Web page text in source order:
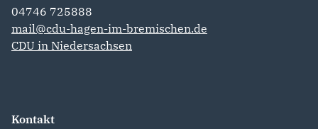
04746 725888‬
mail@cdu-hagen-im-bremischen.de
CDU in Niedersachsen
Kontakt